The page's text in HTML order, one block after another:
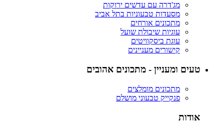
מג'דרה עם עדשים ירוקות
מסעדות טבעוניות בתל אביב
מתכונים אורחים
עוגיות שיבולת שועל
עוגת ביסקוויטים
קישורים מעניינים
טעים ומעניין - מתכונים אהובים
מתכונים מומלצים
פנקייק טבעוני מושלם
אודות